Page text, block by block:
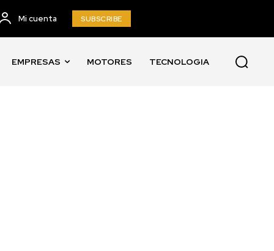
Mi cuenta SUBSCRIBE
EMPRESAS MOTORES TECNOLOGIA